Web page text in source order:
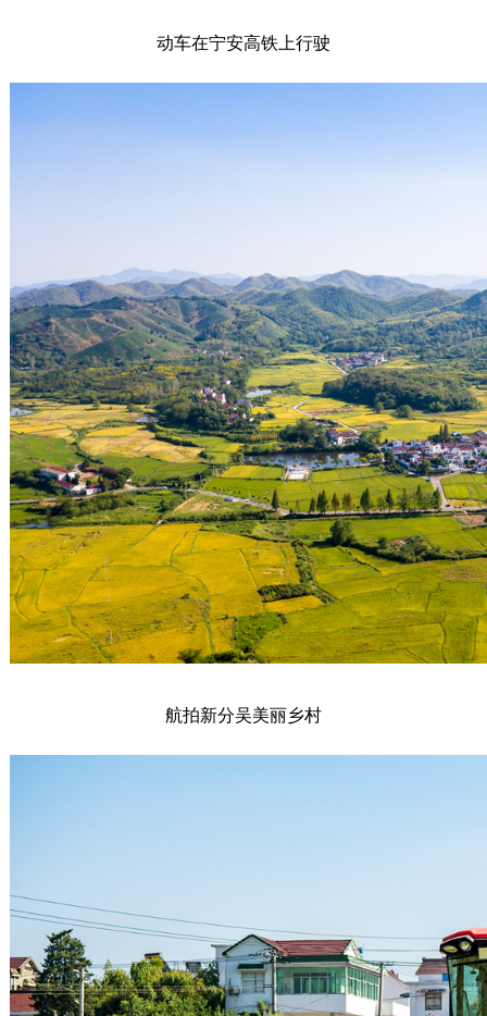
动车在宁安高铁上行驶
航拍新分吴美丽乡村